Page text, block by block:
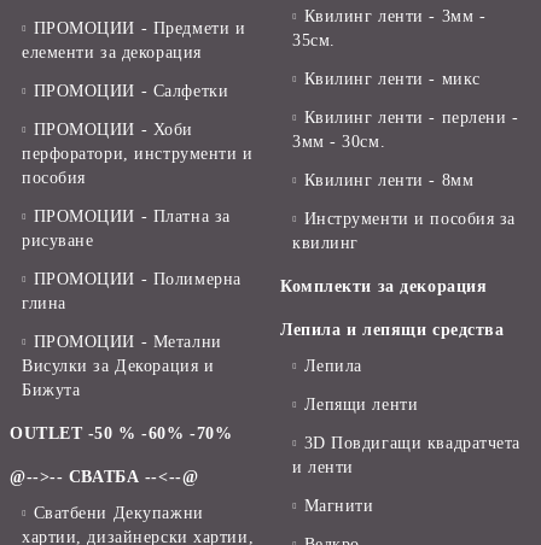
ПРОМОЦИИ - Предмети и
елементи за декорация
ПРОМОЦИИ - Салфетки
ПРОМОЦИИ - Хоби
перфоратори, инструменти и
пособия
ПРОМОЦИИ - Платна за
рисуване
ПРОМОЦИИ - Полимерна
глина
ПРОМОЦИИ - Метални
Висулки за Декорация и
Бижута
OUTLET -50 % -60% -70%
@-->-- СВАТБА --<--@
Сватбени Декупажни
хартии, дизайнерски хартии,
Квилинг ленти - 3мм -
35см.
Квилинг ленти - микс
Квилинг ленти - перлени -
3мм - 30см.
Квилинг ленти - 8мм
Инструменти и пособия за
квилинг
Комплекти за декорация
Лепила и лепящи средства
Лепила
Лепящи ленти
3D Повдигащи квадратчета
и ленти
Магнити